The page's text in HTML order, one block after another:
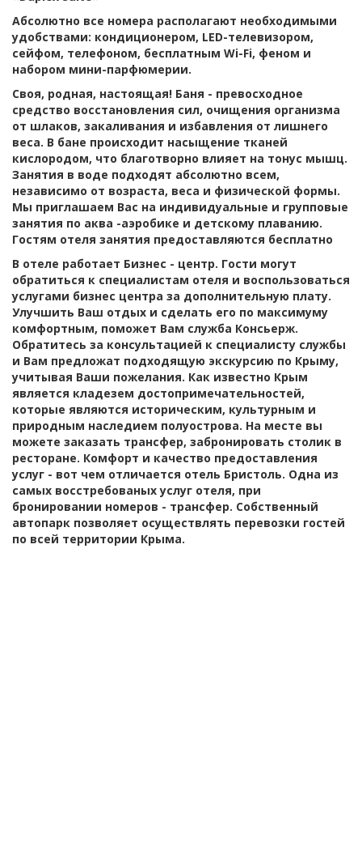
Абсолютно все номера располагают необходимыми
удобствами: кондиционером, LED-телевизором,
сейфом, телефоном, бесплатным Wi-Fi, феном и
набором мини-парфюмерии.
Своя, родная, настоящая! Баня - превосходное
средство восстановления сил, очищения организма
от шлаков, закаливания и избавления от лишнего
веса. В бане происходит насыщение тканей
кислородом, что благотворно влияет на тонус мышц.
Занятия в воде подходят абсолютно всем,
независимо от возраста, веса и физической формы.
Мы приглашаем Вас на индивидуальные и групповые
занятия по аква -аэробике и детскому плаванию.
Гостям отеля занятия предоставляются бесплатно
В отеле работает Бизнес - центр. Гости могут
обратиться к специалистам отеля и воспользоваться
услугами бизнес центра за дополнительную плату.
Улучшить Ваш отдых и сделать его по максимуму
комфортным, поможет Вам служба Консьерж.
Обратитесь за консультацией к специалисту службы
и Вам предложат подходящую экскурсию по Крыму,
учитывая Ваши пожелания. Как известно Крым
является кладезем достопримечательностей,
которые являются историческим, культурным и
природным наследием полуострова. На месте вы
можете заказать трансфер, забронировать столик в
ресторане. Комфорт и качество предоставления
услуг - вот чем отличается отель Бристоль. Одна из
самых восстребованых услуг отеля, при
бронировании номеров - трансфер. Собственный
автопарк позволяет осуществлять перевозки гостей
по всей территории Крыма.